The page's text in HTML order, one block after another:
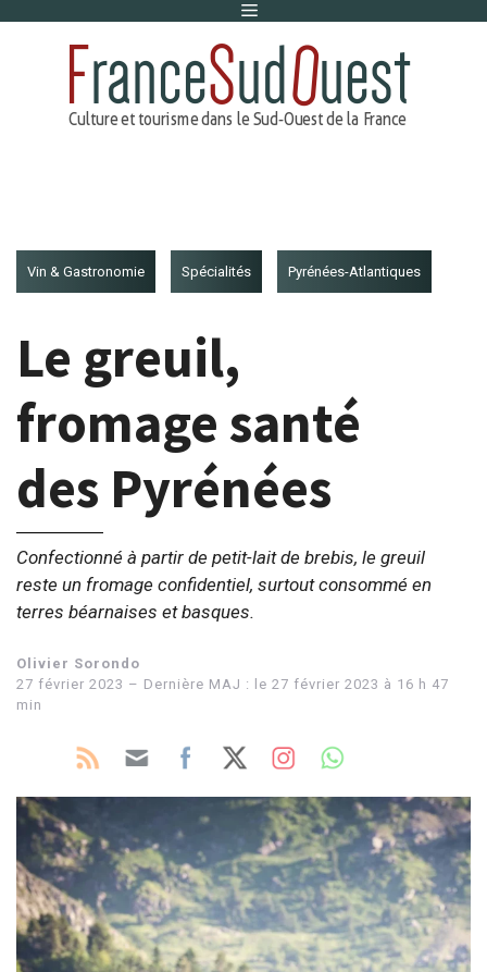
Menu
Vin & Gastronomie Spécialités Pyrénées-Atlantiques
Le greuil,
fromage santé
des Pyrénées
Confectionné à partir de petit-lait de brebis, le greuil
reste un fromage confidentiel, surtout consommé en
terres béarnaises et basques.
Olivier Sorondo
27 février 2023 – Dernière MAJ : le 27 février 2023 à 16 h 47
min